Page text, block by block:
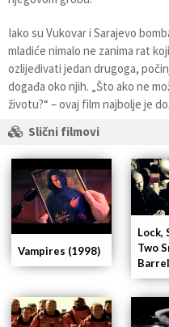
Iako su Vukovar i Sarajevo
mladiće nimalo ne zanima rat
ozlijeđivati jedan drugoga,
događa oko njih. „Što ako ne
životu?“ – ovaj film najbolje je
Slični filmovi
Lock,
Two
Vampires (1998)